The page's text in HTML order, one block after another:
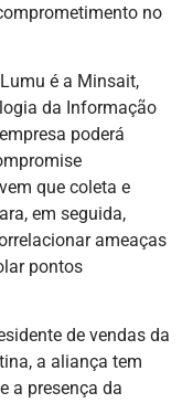
no
é a Minsait,
da Informação
poderá
que coleta e
em seguida,
ameaças
pontos
de vendas da
a aliança tem
a presença da